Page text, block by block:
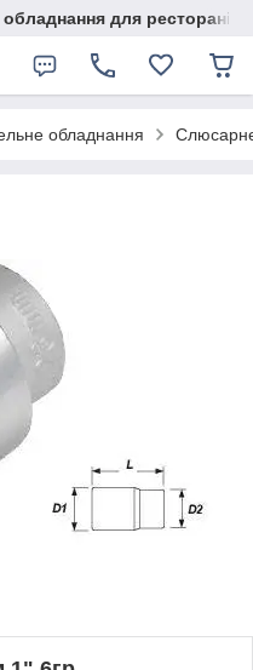
для ресторанів,
обладнання